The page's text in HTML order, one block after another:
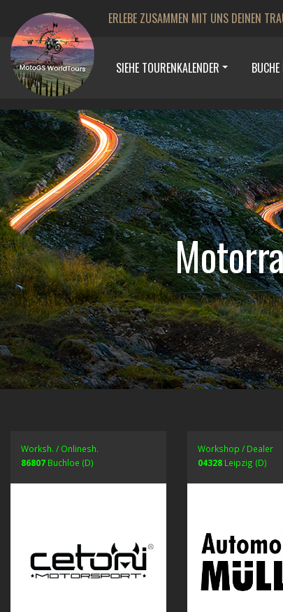
ERLEBE ZUSAMMEN MIT UNS DEINEN
SIEHE TOURENKALENDER
Worksh. / Onlinesh.
86807 Buchloe (D)
Workshop / Dealer
04328Leipzig (D)